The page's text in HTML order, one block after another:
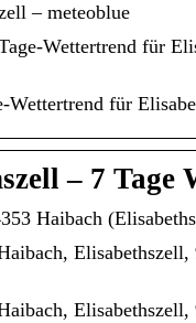
– meteoblue
Wettertrend für
Wettertrend für
– 7 Tage
Haibach
Elisabethszell,